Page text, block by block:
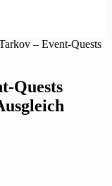
– Event-Quests
Quests